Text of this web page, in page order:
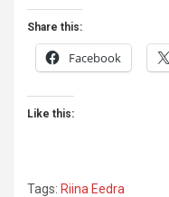
Share this:
Facebook
Like this:
Tags: Riina Eedra